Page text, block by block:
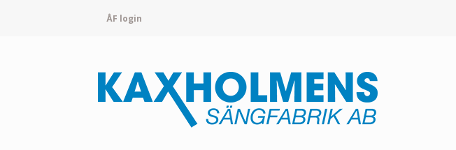
ÅF login